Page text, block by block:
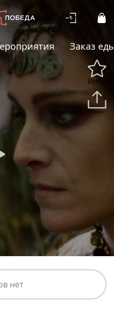
Войти
Заказ
нет